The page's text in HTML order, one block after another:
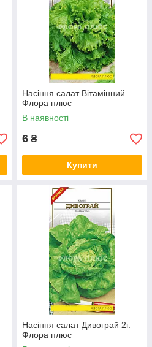
Насіння салат Вітамінний
Флора плюс
В наявності
6 ₴
Купити
Насіння салат Дивограй 2г.
Флора плюс